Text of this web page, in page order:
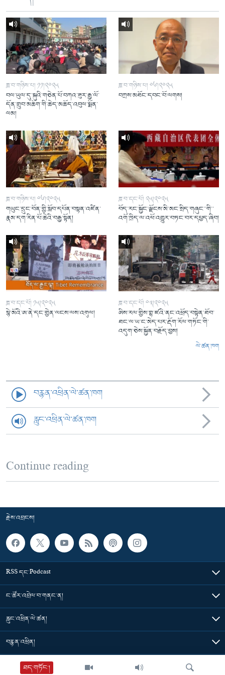
ཐད་གཏོང་།
ཟླ་བ་གཉིས་པ། ༡༡།༢༠༢༥
བལ་ཡུལ་དུ་སྐུའི་གཅེན་པོ་བཀའ་ཟུར་རྒྱ་ལོ་
དོན་གྲུབ་མཆོག་གི་ཆེད་མཆོད་འབུལ་སྨོན་
ལམ།
ཟླ་བ་གཉིས་པ། ༠༦།༢༠༢༥
བཀྲས་མཐོང་དབང་བོ་ལགས།
ཟླ་བ་གཉིས་པ། ༠༦།༢༠༢༥
གཡུང་དྲུང་བོན་གྱི་སློབ་དཔོན་བསྟན་འཛིན་
རྣམ་དག་རིན་པོ་ཆེའི་བརྒྱ་སྟོན།
ཟླ་བ་དང་པོ། ༢༥།༢༠༢༥
བོད་རང་སྐྱོང་ལྗོངས་མི་མང་སྲིད་གཞུང་་གི་་
འགོ་ཁྲིད་ལ་འཕོ་འགྱུར་བཏང་བར་དཔྱད་ཞིབ།
ཟླ་བ་དང་པོ། ༡༥།༢༠༢༥
སྙེ་མོའི་ཨ་ནེ་དང་གྱེན་ལངས་ལས་འགུལ།
ཟླ་བ་དང་པོ། ༠༣།༢༠༢༥
ཨིས་རལ་གྱིས་གྷ་ཛའི་ནང་འཕྲོད་བསྟེན་ཐོབ་
ཐང་ལ་ཡ་ང་མེད་པར་རྡོག་རོལ་གཏོང་གི་
འདུག་ཅེས་སྐྱོན་བརྗོད་བྱས།
ལེ་ཚན་ཁག
བརྙན་འཕྲིན་ལེ་ཚན་ཁག
རླུང་འཕྲིན་ལེ་ཚན་ཁག
Continue reading
རྗེས་འབྲངས།
RSS དང་Podcast
ང་ཚོར་འབྲེལ་བ་གནང་ན།
རླུང་འཕྲིན་ལེ་ཚན།
བརྙན་འཕྲིན།
གསར་འགྱུར་ཁག